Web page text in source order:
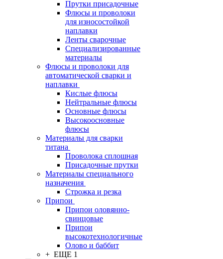
Прутки присадочные
Флюсы и проволоки
для износостойкой
наплавки
Ленты сварочные
Специализированные
материалы
Флюсы и проволоки для
автоматической сварки и
наплавки
Кислые флюсы
Нейтральные флюсы
Основные флюсы
Высокоосновные
флюсы
Материалы для сварки
титана
Проволока сплошная
Присадочные прутки
Материалы специального
назначения
Строжка и резка
Припои
Припои оловянно-
свинцовые
Припои
высокотехнологичные
Олово и баббит
+ ЕЩЕ 1